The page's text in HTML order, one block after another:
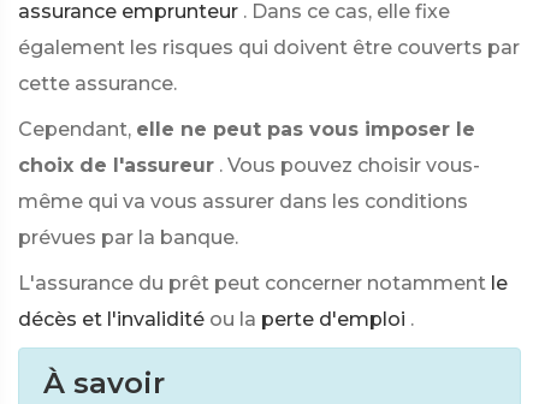
assurance emprunteur . Dans ce cas, elle fixe
également les risques qui doivent être couverts par
cette assurance.
Cependant, elle ne peut pas vous imposer le
choix de l'assureur . Vous pouvez choisir vous-
même qui va vous assurer dans les conditions
prévues par la banque.
L'assurance du prêt peut concerner notamment le
décès et l'invalidité ou la perte d'emploi .
À savoir